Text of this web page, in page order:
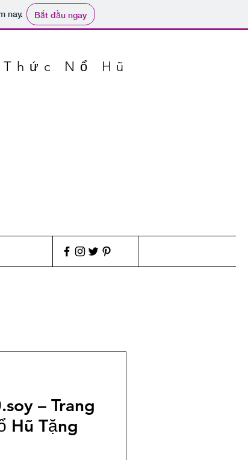
nay. Bắt đầu ngay
Nổ Hũ
– Trang
Hũ Tặng